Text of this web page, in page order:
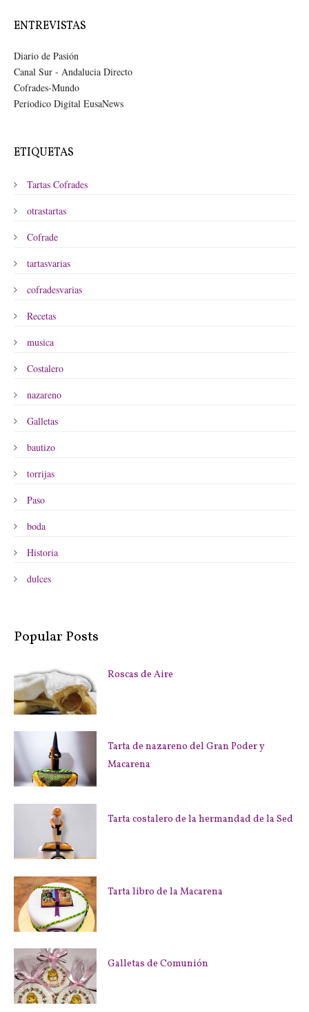
ENTREVISTAS
Diario de Pasión
Canal Sur - Andalucia Directo
Cofrades-Mundo
Periodico Digital EusaNews
ETIQUETAS
Tartas Cofrades
otrastartas
Cofrade
tartasvarias
cofradesvarias
Recetas
musica
Costalero
nazareno
Galletas
bautizo
torrijas
Paso
boda
Historia
dulces
Popular Posts
Roscas de Aire
Tarta de nazareno del Gran Poder y
Macarena
Tarta costalero de la hermandad de la Sed
Tarta libro de la Macarena
Galletas de Comunión